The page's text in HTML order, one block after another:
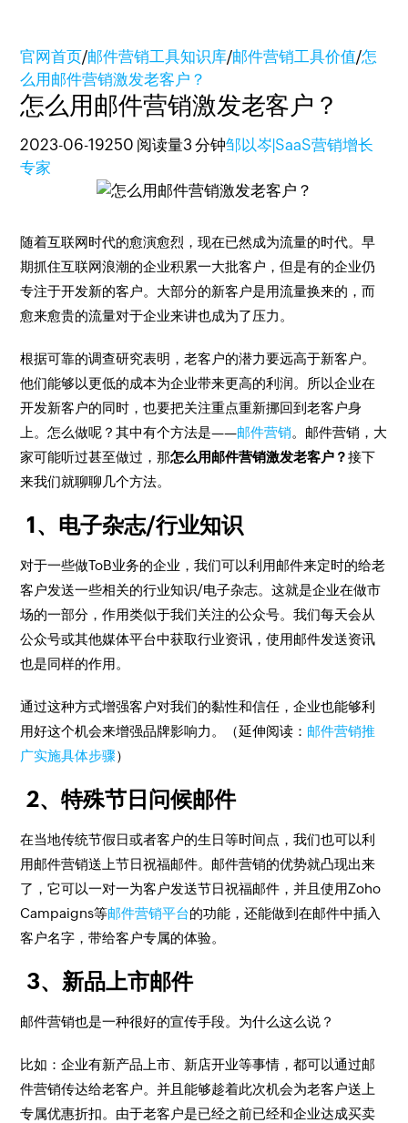
官网首页/邮件营销工具知识库/邮件营销工具价值/怎
么用邮件营销激发老客户？
怎么用邮件营销激发老客户？
2023-06-19250 阅读量3 分钟邹以岑|SaaS营销增长
专家
随着互联网时代的愈演愈烈，现在已然成为流量的时代。早
期抓住互联网浪潮的企业积累一大批客户，但是有的企业仍
专注于开发新的客户。大部分的新客户是用流量换来的，而
愈来愈贵的流量对于企业来讲也成为了压力。
根据可靠的调查研究表明，老客户的潜力要远高于新客户。
他们能够以更低的成本为企业带来更高的利润。所以企业在
开发新客户的同时，也要把关注重点重新挪回到老客户身
上。怎么做呢？其中有个方法是——邮件营销。邮件营销，大
家可能听过甚至做过，那怎么用邮件营销激发老客户？接下
来我们就聊聊几个方法。
1、电子杂志/行业知识
对于一些做ToB业务的企业，我们可以利用邮件来定时的给老
客户发送一些相关的行业知识/电子杂志。这就是企业在做市
场的一部分，作用类似于我们关注的公众号。我们每天会从
公众号或其他媒体平台中获取行业资讯，使用邮件发送资讯
也是同样的作用。
通过这种方式增强客户对我们的黏性和信任，企业也能够利
用好这个机会来增强品牌影响力。（延伸阅读： 邮件营销推
广实施具体步骤）
2、特殊节日问候邮件
在当地传统节假日或者客户的生日等时间点，我们也可以利
用邮件营销送上节日祝福邮件。邮件营销的优势就凸现出来
了，它可以一对一为客户发送节日祝福邮件，并且使用Zoho
Campaigns等邮件营销平台的功能，还能做到在邮件中插入
客户名字，带给客户专属的体验。
3、新品上市邮件
邮件营销也是一种很好的宣传手段。为什么这么说？
比如：企业有新产品上市、新店开业等事情，都可以通过邮
件营销传达给老客户。并且能够趁着此次机会为老客户送上
专属优惠折扣。由于老客户是已经之前已经和企业达成买卖